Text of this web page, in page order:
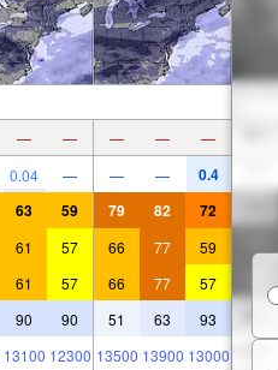
— — — — —
0.04 — — — 0.4
63 59 79 82 72
61 57 66 77 59
61 57 66 77 57
90 90 51 63 93
13100 12300 13500 13900 13000